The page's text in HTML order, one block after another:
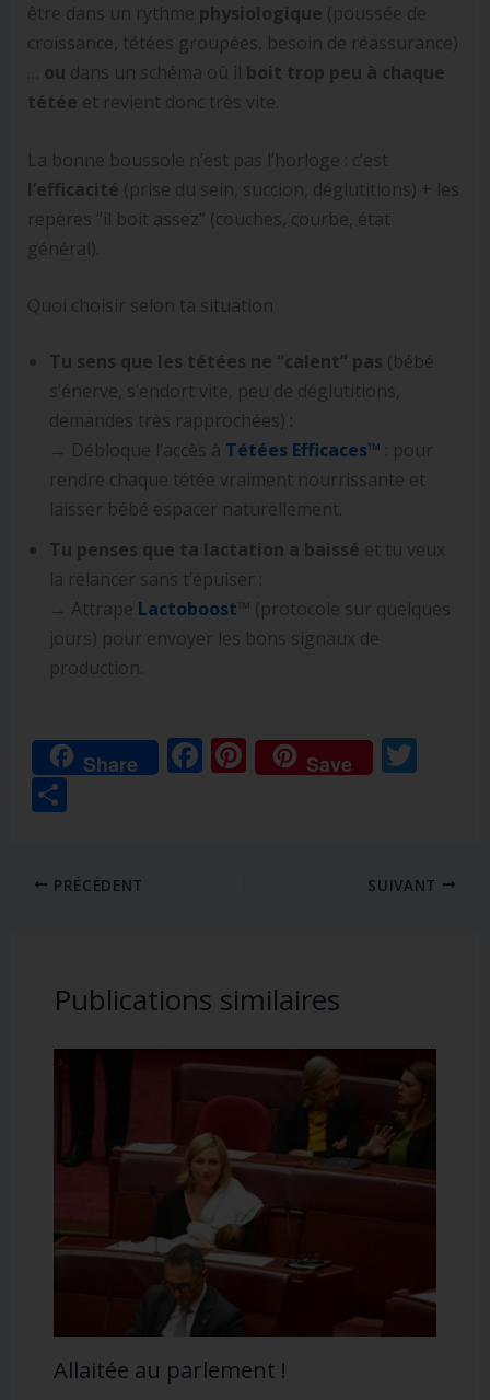
être dans un rythme physiologique (poussée de
croissance, tétées groupées, besoin de réassurance)
… ou dans un schéma où il boit trop peu à chaque
tétée et revient donc très vite.
La bonne boussole n’est pas l’horloge : c’est
l’efficacité (prise du sein, succion, déglutitions) + les
repères “il boit assez” (couches, courbe, état
général).
Quoi choisir selon ta situation
Tu sens que les tétées ne “calent” pas (bébé
s’énerve, s’endort vite, peu de déglutitions,
demandes très rapprochées) :
→ Débloque l’accès à Tétées Efficaces™ : pour
rendre chaque tétée vraiment nourrissante et
laisser bébé espacer naturellement.
Tu penses que ta lactation a baissé et tu veux
la relancer sans t’épuiser :
→ Attrape Lactoboost ™ (protocole sur quelques
jours) pour envoyer les bons signaux de
production.
Share F Pi
nt
Save T
P
ta
g
PRÉCÉDENT SUIVANT
Publications similaires
Allaitée au parlement !